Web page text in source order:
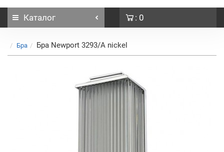
Каталог : 0
Бра Бра Newport 3293/A nickel